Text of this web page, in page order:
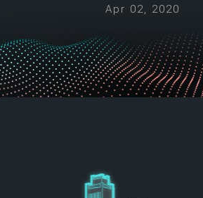
Apr 02, 2020